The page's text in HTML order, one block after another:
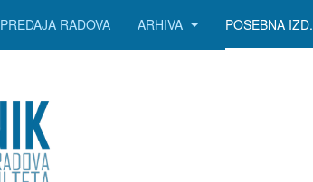
PREDAJA RADOVA ARHIVA POSEBNA IZD.